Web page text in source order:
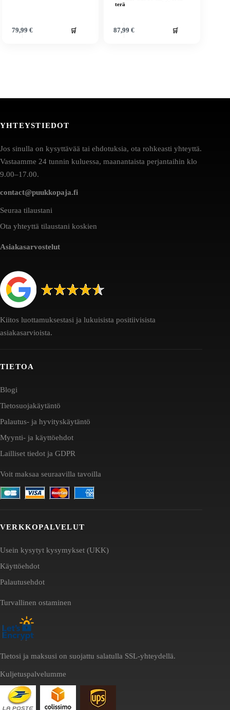
79,99 € 🛒
terä
87,99 € 🛒
YHTEYSTIEDOT
Jos sinulla on kysyttävää tai ehdotuksia, ota rohkeasti yhteyttä.
Vastaamme 24 tunnin kuluessa, maanantaista perjantaihin klo
9.00–17.00.
contact@puukkopaja.fi
Seuraa tilaustani
Ota yhteyttä tilaustani koskien
Asiakasarvostelut
Kiitos luottamuksestasi ja lukuisista positiivisista
asiakasarvioista.
TIETOA
Blogi
Tietosuojakäytäntö
Palautus- ja hyvityskäytäntö
Myynti- ja käyttöehdot
Lailliset tiedot ja GDPR
Voit maksaa seuraavilla tavoilla
VERKKOPALVELUT
Usein kysytyt kysymykset (UKK)
Käyttöehdot
Palautusehdot
Turvallinen ostaminen
Tietosi ja maksusi on suojattu salatulla SSL-yhteydellä.
Kuljetuspalvelumme